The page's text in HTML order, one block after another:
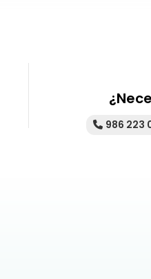
986 223